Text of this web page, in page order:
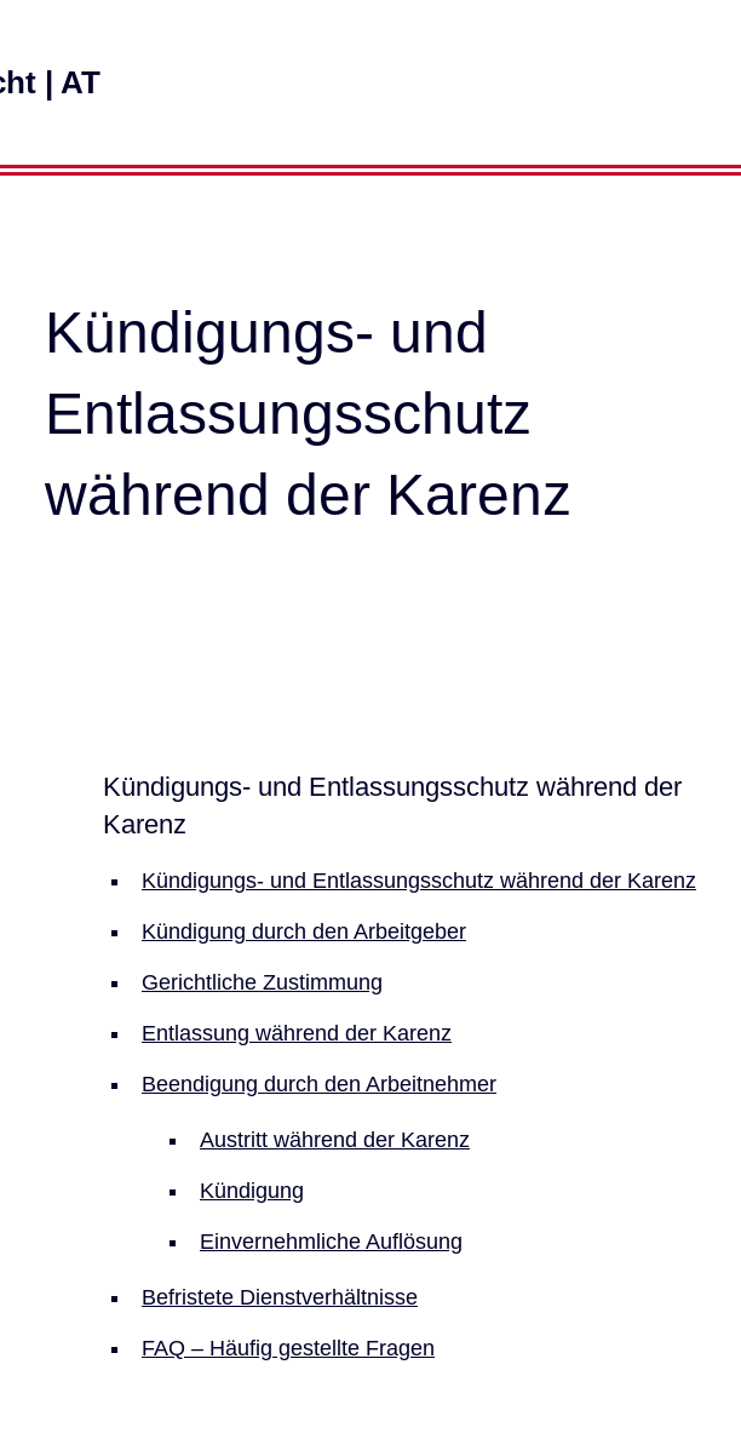
| AT
Kündigungs- und
Entlassungsschutz
während der Karenz
Kündigungs- und Entlassungsschutz während der
Karenz
Kündigungs- und Entlassungsschutz während der Karenz
Kündigung durch den Arbeitgeber
Gerichtliche Zustimmung
Entlassung während der Karenz
Beendigung durch den Arbeitnehmer
Austritt während der Karenz
Kündigung
Einvernehmliche Auflösung
Befristete Dienstverhältnisse
FAQ – Häufig gestellte Fragen